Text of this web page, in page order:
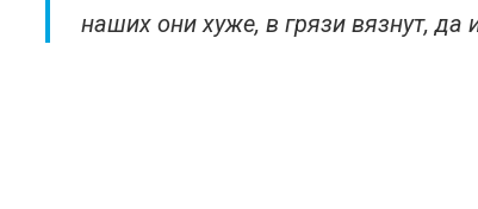
наших они хуже, в грязи вязнут, да